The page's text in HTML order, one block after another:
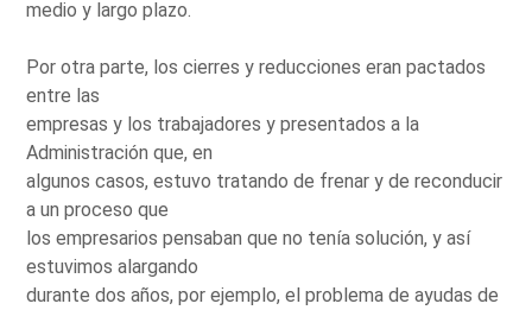
medio y largo plazo.
Por otra parte, los cierres y reducciones eran pactados
entre las
empresas y los trabajadores y presentados a la
Administración que, en
algunos casos, estuvo tratando de frenar y de reconducir
a un proceso que
los empresarios pensaban que no tenía solución, y así
estuvimos alargando
durante dos años, por ejemplo, el problema de ayudas de